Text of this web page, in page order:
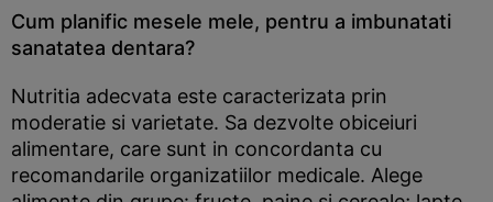
Cum planific mesele mele, pentru a imbunatati
sanatatea dentara?
Nutritia adecvata este caracterizata prin
moderatie si varietate. Sa dezvolte obiceiuri
alimentare, care sunt in concordanta cu
recomandarile organizatiilor medicale. Alege